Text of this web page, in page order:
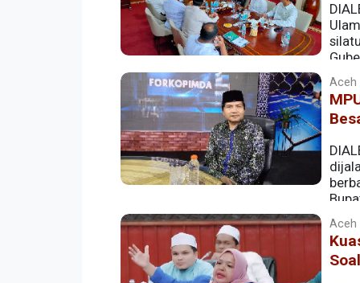
Aceh
memperkuat pendidikan agama bagi
Aceh